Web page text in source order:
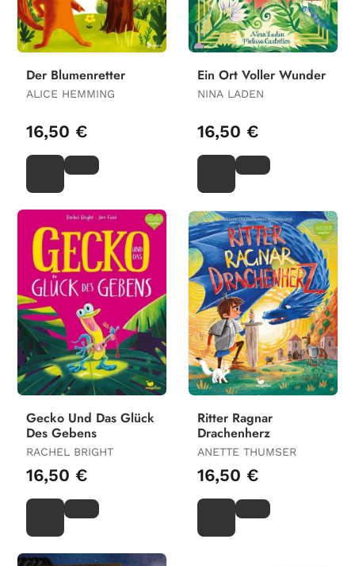
Der Blumenretter
ALICE HEMMING
16,50 €
Ein Ort Voller Wunder
NINA LADEN
16,50 €
Gecko Und Das Glück
Des Gebens
RACHEL BRIGHT
16,50 €
Ritter Ragnar
Drachenherz
ANETTE THUMSER
16,50 €